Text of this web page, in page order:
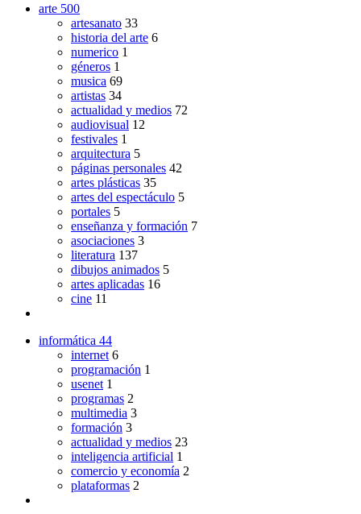
arte 500
artesanato 33
historia del arte 6
numerico 1
géneros 1
musica 69
artistas 34
actualidad y medios 72
audiovisual 12
festivales 1
arquitectura 5
páginas personales 42
artes plásticas 35
artes del espectáculo 5
portales 5
enseñanza y formación 7
asociaciones 3
literatura 137
dibujos animados 5
artes aplicadas 16
cine 11
informática 44
internet 6
programación 1
usenet 1
programas 2
multimedia 3
formación 3
actualidad y medios 23
inteligencia artificial 1
comercio y economía 2
plataformas 2